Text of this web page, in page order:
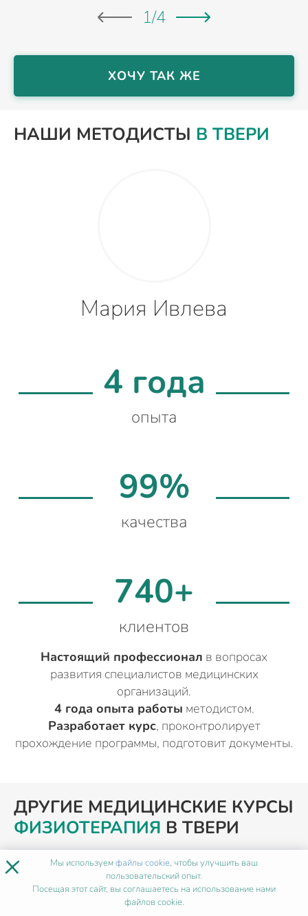
1/4
ХОЧУ ТАК ЖЕ
НАШИ МЕТОДИСТЫ В ТВЕРИ
Мария Ивлева
4 года
опыта
99%
качества
740+
клиентов
Настоящий профессионал в вопросах
развития специалистов медицинских
организаций.
4 года опыта работы методистом.
Разработает курс, проконтролирует
прохождение программы, подготовит документы.
ДРУГИЕ МЕДИЦИНСКИЕ КУРСЫ
ФИЗИОТЕРАПИЯ В ТВЕРИ
ПОХОЖИЕ ПРОГРАММЫ
× Мы используемфайлы cookie, чтобы улучшить ваш
пользовательский опыт.
Посещая этот сайт, вы соглашаетесь на использование нами
файлов cookie.